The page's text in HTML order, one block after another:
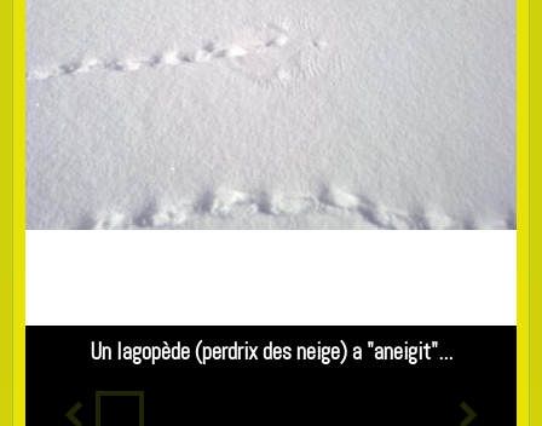
Un lagopède (perdrix des neige) a "aneigit"...